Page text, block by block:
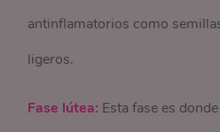
antinflamatorios como
ligeros.
Fase lútea: Esta fase es